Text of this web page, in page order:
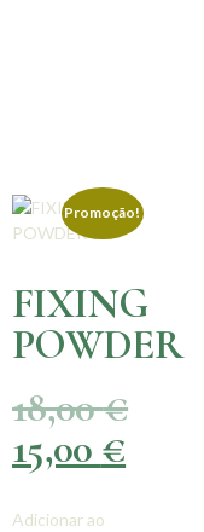
Promoção!
FIXING
POWDER
18,00€
15,00 €
Adicionar ao